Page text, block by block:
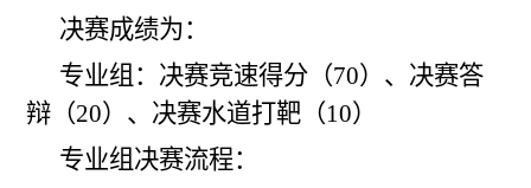
决赛成绩为：
专业组：决赛竞速得分（70）、决赛答
辩（20）、决赛水道打靶（10）
专业组决赛流程：